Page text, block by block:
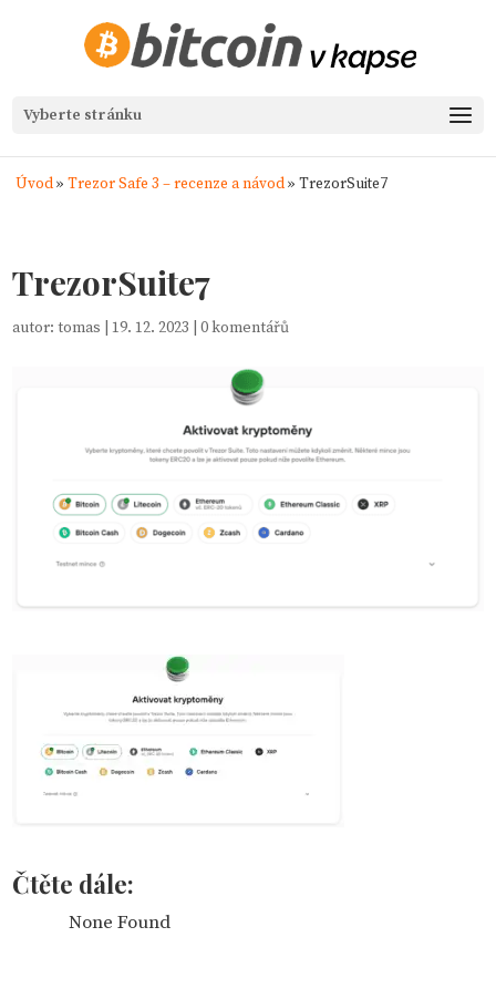
Vyberte stránku
Úvod» Trezor Safe 3 – recenze a návod» TrezorSuite7
TrezorSuite7
autor:tomas 19. 12. 2023 |0 komentářů
Čtěte dále:
None Found